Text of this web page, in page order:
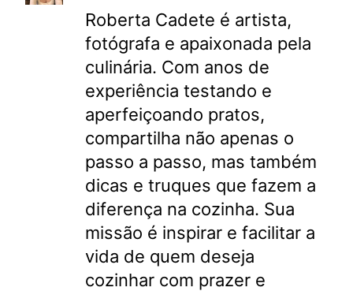
Roberta Cadete é artista,
fotógrafa e apaixonada pela
culinária. Com anos de
experiência testando e
aperfeiçoando pratos,
compartilha não apenas o
passo a passo, mas também
dicas e truques que fazem a
diferença na cozinha. Sua
missão é inspirar e facilitar a
vida de quem deseja
cozinhar com prazer e